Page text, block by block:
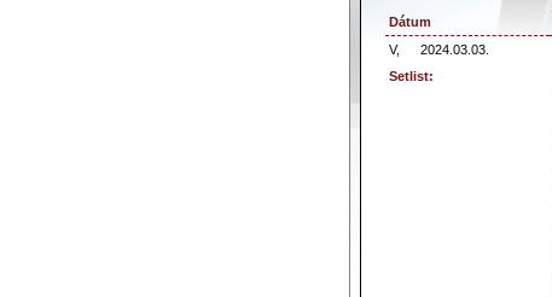
Dátum
V,
2024.03.03.
Setlist: